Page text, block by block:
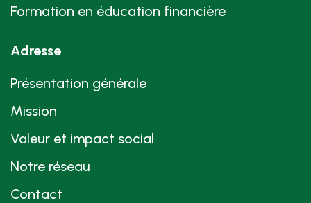
Formation en éducation financière
Adresse
Présentation générale
Mission
Valeur et impact social
Notre réseau
Contact